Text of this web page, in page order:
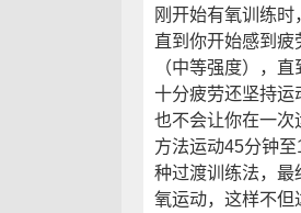
刚开始有氧训练
直到你开始感到
（中等强度），
十分疲劳还坚持运
也不会让你在一次
方法运动45分钟
种过渡训练法，最
氧运动，这样不但